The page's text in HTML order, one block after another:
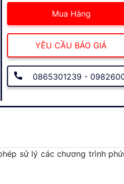
Mua Hàng
YÊU CẦU BÁO GIÁ
0865301239 -
sử lý các chương trình